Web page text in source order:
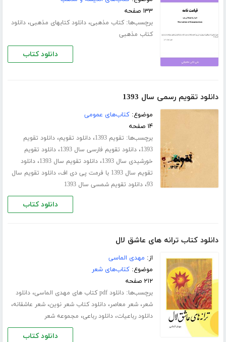
۱۳۳ صفحه
برچسب‌ها:کتاب مذهبی،دانلود کتابهای مذهبی،دانلود
کتاب مذهبی
دانلود کتاب
دانلود تقویم رسمی سال 1393
موضوع:کتاب‌های عمومی
۱۴ صفحه
برچسب‌ها: تقویم 1393 ،دانلود تقویم،دانلود تقویم
1393،دانلود تقویم فارسی سال 1393 ،دانلود تقویم
خورشیدی سال 1393
،دانلود تقویم سال 1393 ،دانلود
تقویم سال 1393 با فرمت پی دی اف
،دانلود تقویم سال
93،دانلود تقویم شمسی سال 1393
دانلود کتاب
دانلود کتاب ترانه های عاشق لال
از: مهدی الماسی
موضوع:کتاب‌های شعر
۲۱۲ صفحه
برچسب‌ها:دانلود pdf کتاب های مهدی الماسی ،دانلود
شعر،شعر معاصر،دانلود کتاب شعر نوین،شعر عاشقانه،
دانلود رباعیات،دانلود رباعی، مجموعه شعر
دانلود کتاب